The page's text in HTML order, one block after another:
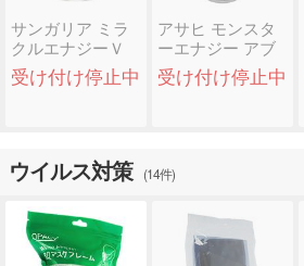
サンガリア ミラ
クルエナジーＶ
受け付け停止中
アサヒ モンスタ
ーエナジー アブ
ソリュートリーゼ
ロ
受け付け停止中
ウイルス対策 (14件)